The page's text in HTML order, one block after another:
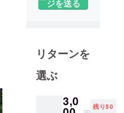
ジを送る
リターンを
選ぶ
3,0
残り50